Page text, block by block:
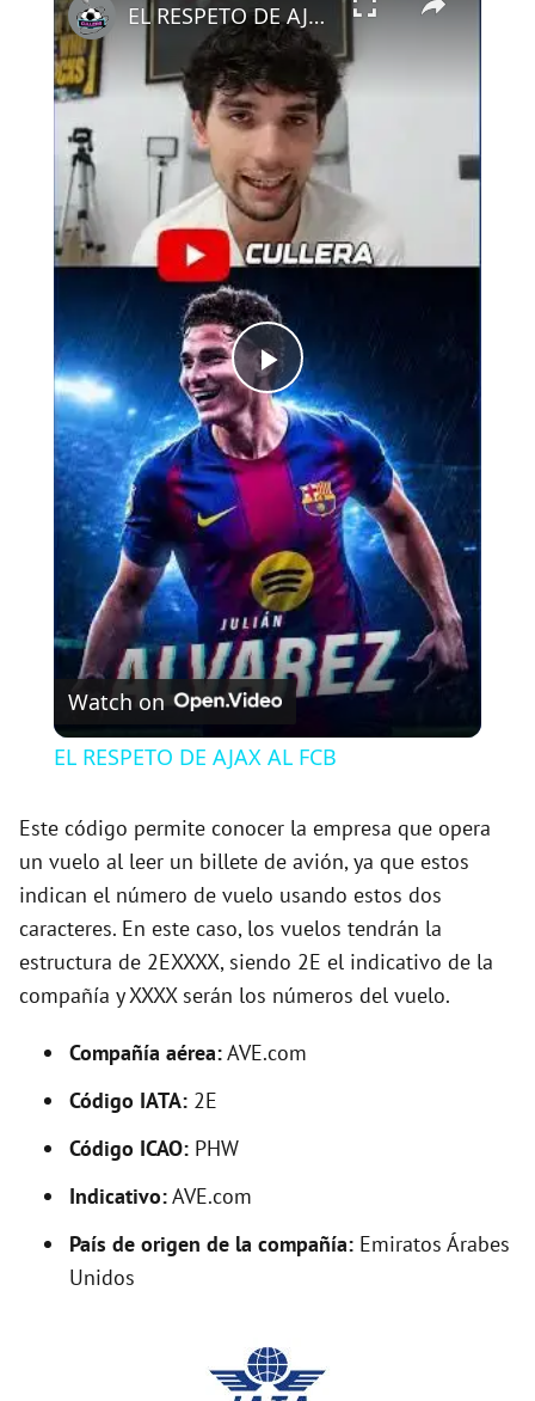
P
l
a
y
V
i
d
e
o
EL RESPETO DE AJAX AL FCB
Watch on
EL RESPETO DE AJAX AL FCB
Este código permite conocer la empresa que opera
un vuelo al leer un billete de avión, ya que estos
indican el número de vuelo usando estos dos
caracteres. En este caso, los vuelos tendrán la
estructura de 2EXXXX, siendo 2E el indicativo de la
compañía y XXXX serán los números del vuelo.
Compañía aérea:AVE.com
Código IATA: 2E
Código ICAO: PHW
Indicativo:AVE.com
País de origen de la compañía: Emiratos Árabes
Unidos